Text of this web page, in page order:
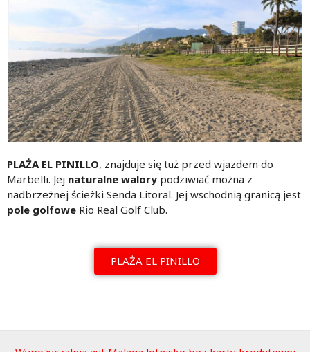
PLAŻA EL PINILLO, znajduje się tuż przed wjazdem do
Marbelli. Jej naturalne walory podziwiać można z
nadbrzeżnej ścieżki Senda Litoral. Jej wschodnią granicą jest
pole golfowe Rio Real Golf Club.
PLAŻA EL PINILLO